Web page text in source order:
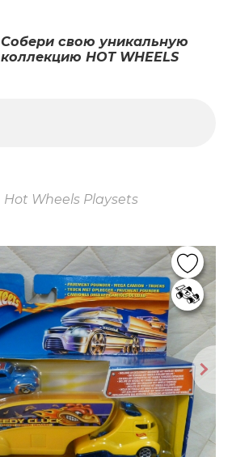
Собери свою уникальную
коллекцию HOT WHEELS
Hot Wheels Playsets